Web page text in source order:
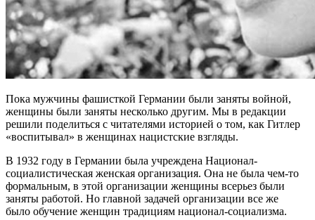
Пока мужчины фашисткой Германии были заняты войной,
женщины были заняты несколько другим. Мы в редакции
решили поделиться с читателями историей о том, как Гитлер
«воспитывал» в женщинах нацистские взгляды.
В 1932 году в Германии была учреждена Национал-
социалистическая женская организация. Она не была чем-то
формальным, в этой организации женщины всерьез были
заняты работой. Но главной задачей организации все же
было обучение женщин традициям национал-социализма.